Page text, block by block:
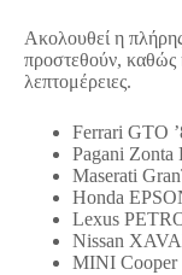
Ακολουθεί η
προστεθούν, καθώς
λεπτομέρειες.
Ferrari GTO
Pagani Zonta
Maserati
Honda
Lexus
Nissan
MINI Cooper